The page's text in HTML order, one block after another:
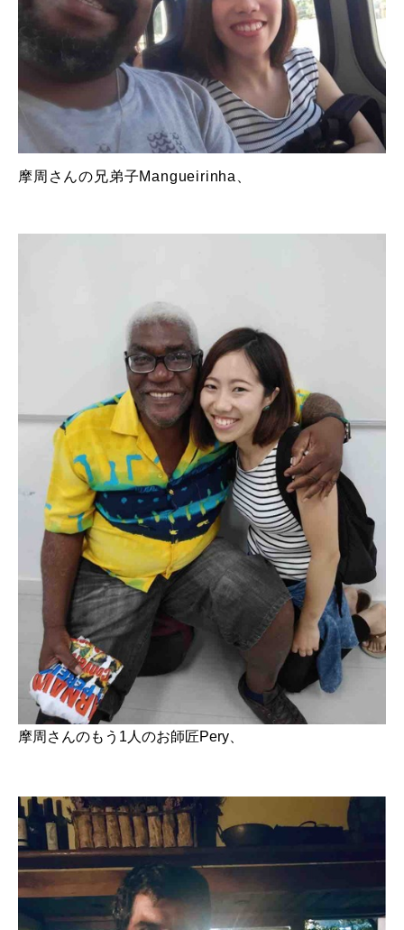
摩周さんの兄弟子Mangueirinha、
摩周さんのもう 1 人のお師匠Pery